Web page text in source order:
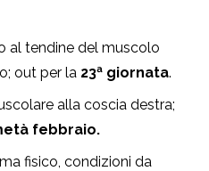
al tendine del muscolo
out per la 23ª giornata.
alla coscia destra;
febbraio.
fisico, condizioni da